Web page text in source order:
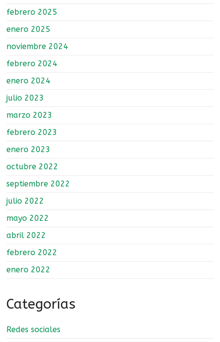
febrero 2025
enero 2025
noviembre 2024
febrero 2024
enero 2024
julio 2023
marzo 2023
febrero 2023
enero 2023
octubre 2022
septiembre 2022
julio 2022
mayo 2022
abril 2022
febrero 2022
enero 2022
Categorías
Redes sociales